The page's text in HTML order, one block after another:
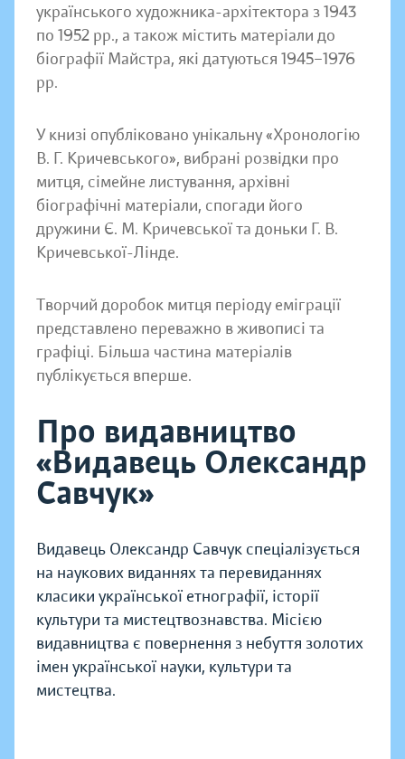
українського художника-архітектора з 1943
по 1952 рр., а також містить матеріали до
біографії Майстра, які датуються 1945−1976
рр.
У книзі опубліковано унікальну «Хронологію
В. Г. Кричевського», вибрані розвідки про
митця, сімейне листування, архівні
біографічні матеріали, спогади його
дружини Є. М. Кричевської та доньки Г. В.
Кричевської-Лінде.
Творчий доробок митця періоду еміграції
представлено переважно в живописі та
графіці. Більша частина матеріалів
публікується вперше.
Про видавництво
«Видавець Олександр
Савчук»
Видавець Олександр Савчук спеціалізується
на наукових виданнях та перевиданнях
класики української етнографії, історії
культури та мистецтвознавства. Місією
видавництва є повернення з небуття золотих
імен української науки, культури та
мистецтва.